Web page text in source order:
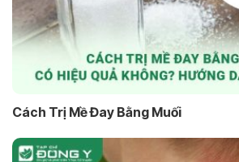
Cách Trị Mề Đay Bằng Muối